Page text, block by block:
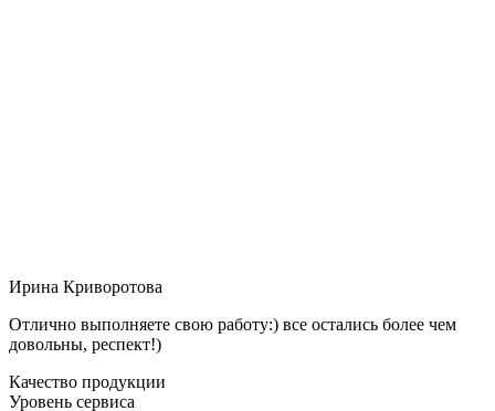
Ирина Криворотова
Отлично выполняете свою работу:) все остались более чем
довольны, респект!)
Качество продукции
Уровень сервиса